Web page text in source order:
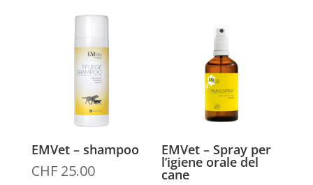
EMVet – shampoo
CHF25.00
EMVet – Spray per
l’igiene orale del
cane